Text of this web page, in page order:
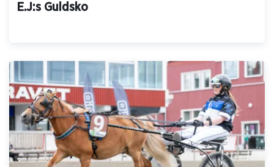
E.J:s Guldsko